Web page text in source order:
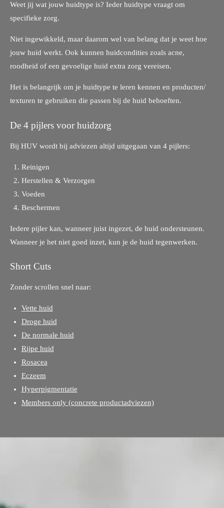
Weet jij wat jouw huidtype is? Ieder huidtype vraagt om
specifieke zorg.
Niet ingewikkeld, maar daarom wel van belang dat je weet hoe
jouw huid werkt. Ook kunnen huidcondities zoals acne,
roodheid of een gevoelige huid extra zorg vereisen.
Het is belangrijk om je huidtype te leren kennen en producten/
texturen te gebruiken die passen bij de huid behoeften.
De 4 pijlers voor huidzorg
Bij HUV wordt bij adviezen altijd uitgegaan van 4 pijlers:
Reinigen
Herstellen & Verzorgen
Voeden
Beschermen
Iedere pijler kan, wanneer juist ingezet, de huid ondersteunen.
Wanneer je het niet goed inzet, kun je de huid tegenwerken.
Short Cuts
Zonder scrollen snel naar:
Vette huid
Droge huid
De normale huid
Rijpe huid
Rosacea
Eczeem
Hyperpigmentatie
Members only (concrete productadviezen)